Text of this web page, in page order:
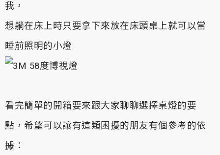
我，
想躺在床上時只要拿下來放在床頭桌上就可以當
睡前照明的小燈
看完簡單的開箱要來跟大家聊聊選擇桌燈的要
點，希望可以讓有這類困擾的朋友有個參考的依
據：